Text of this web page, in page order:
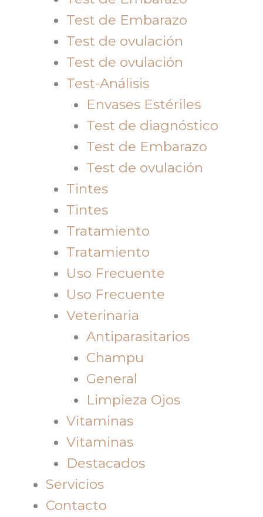
Test de Embarazo
Test de ovulación
Test de ovulación
Test-Análisis
Envases Estériles
Test de diagnóstico
Test de Embarazo
Test de ovulación
Tintes
Tintes
Tratamiento
Tratamiento
Uso Frecuente
Uso Frecuente
Veterinaria
Antiparasitarios
Champu
General
Limpieza Ojos
Vitaminas
Vitaminas
Destacados
Servicios
Contacto